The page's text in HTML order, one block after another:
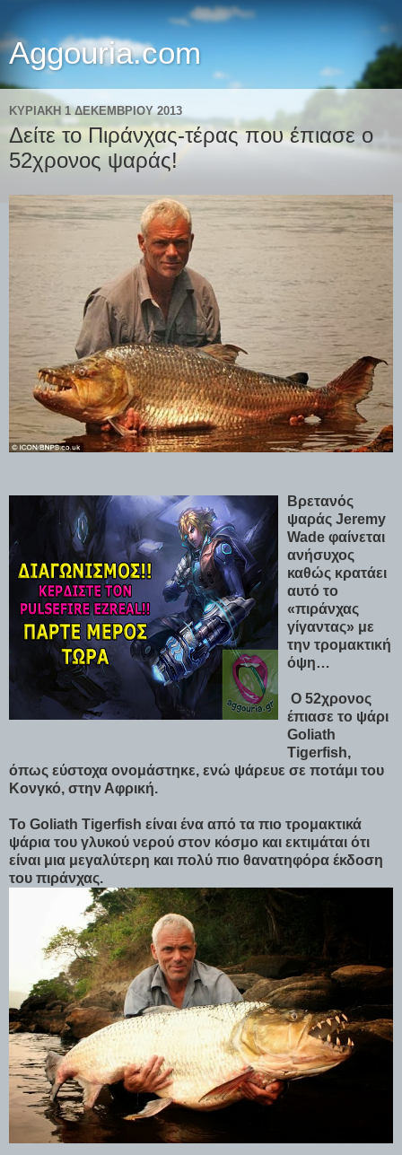
Aggouria.com
ΚΥΡΙΑΚΉ 1 ΔΕΚΕΜΒΡΊΟΥ 2013
Δείτε το Πιράνχας-τέρας που έπιασε ο
52χρονος ψαράς!
Βρετανός
ψαράς Jeremy
Wade φαίνεται
ανήσυχος
καθώς κρατάει
αυτό το
«πιράνχας
γίγαντας» με
την τρομακτική
όψη…
Ο 52χρονος
έπιασε το ψάρι
Goliath
Tigerfish,
όπως εύστοχα ονομάστηκε, ενώ ψάρευε σε ποτάμι του
Κονγκό, στην Αφρική.
Το Goliath Tigerfish είναι ένα από τα πιο τρομακτικά
ψάρια του γλυκού νερού στον κόσμο και εκτιμάται ότι
είναι μια μεγαλύτερη και πολύ πιο θανατηφόρα έκδοση
του πιράνχας.